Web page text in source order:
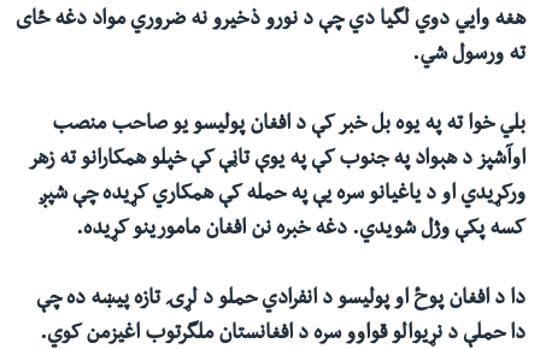
هغه وایي دوي لگیا دي چې د نورو ذخیرو نه ضروري مواد دغه ځای
ته ورسول شي.
بلي خوا ته په یوه بل خبر کې د افغان پولیسو یو صاحب منصب
اوآشپز د هېواد په جنوب کې په یوې تاڼې کې خپلو همکارانو ته زهر
ورکړیدي او د یاغیانو سره یې په حمله کې همکاري کړیده چې شپږ
کسه پکې وژل شویدي. دغه خبره نن افغان مامورینو کړیده.
دا د افغان پوځ او پولیسو د انفرادي حملو د لړۍ تازه پیښه ده چې
دا حملې د نړیوالو قواوو سره د افغانستان ملگرتوب اغیزمن کوي.